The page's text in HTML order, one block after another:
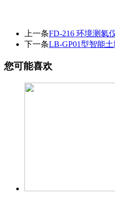
上一条FD-216 环境测氡
下一条LB-GP01型智能
您可能喜欢